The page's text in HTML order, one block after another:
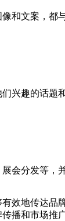
和文案，
兴趣的话
会分发等，
效地传达
播和市场推